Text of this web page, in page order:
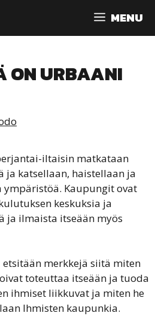
MENU
ON URBAANI
iltaisin matkataan
ja katsellaan, haistellaan ja
Kaupungit ovat
keskuksia ja
ja ilmaista itseään myös
merkkejä siitä miten
toteuttaa itseään ja tuoda
ihmiset liikkuvat ja miten he
Ihmisten kaupunkia.